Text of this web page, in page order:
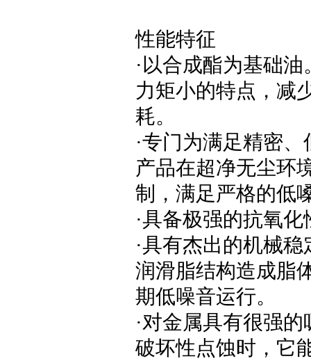
性能特征
·以合成酯为基础
力矩小的特点，减
耗。
·专门为满足精密
产品在超净无尘环
制，满足严格的低
·具备极强的抗氧
·具有杰出的机械
润滑脂结构造成脂
期低噪音运行。
·对金属具有很强
破坏性点蚀时，它